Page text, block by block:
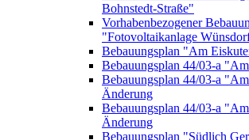
Bohnstedt-Straße"
Vorhabenbezogener
"Fotovoltaikanlage
Bebauungsplan "Am
Bebauungsplan 44/03-a
Bebauungsplan 44/03-a
Änderung
Bebauungsplan 44/03-a
Änderung
Bebauungsplan "Südlich